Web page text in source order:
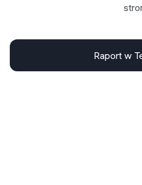
Raport w